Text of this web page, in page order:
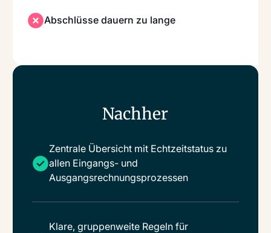
Abschlüsse dauern zu lange
Nachher
Zentrale Übersicht mit Echtzeitstatus zu
allen Eingangs- und
Ausgangsrechnungsprozessen
Klare, gruppenweite Regeln für